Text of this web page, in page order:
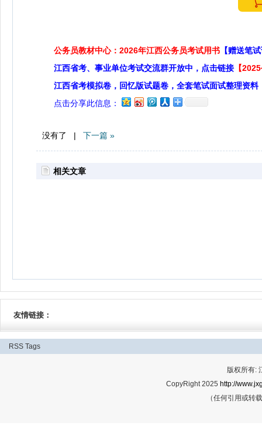
公务员教材中心：2026年江西公务员考试用书 【赠送笔
江西省考、事业单位考试交流群开放中，点击链接 【
江西省考模拟卷，回忆版试题卷，全套笔试面试整理资料
点击分享此信息：
没有了 | 下一篇 »
相关文章
友情链接：
RSS Tags
版权所有:
CopyRight 2025 http://
（任何引用或转